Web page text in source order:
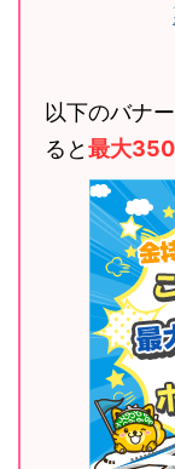
以下のバナ
ると最大350